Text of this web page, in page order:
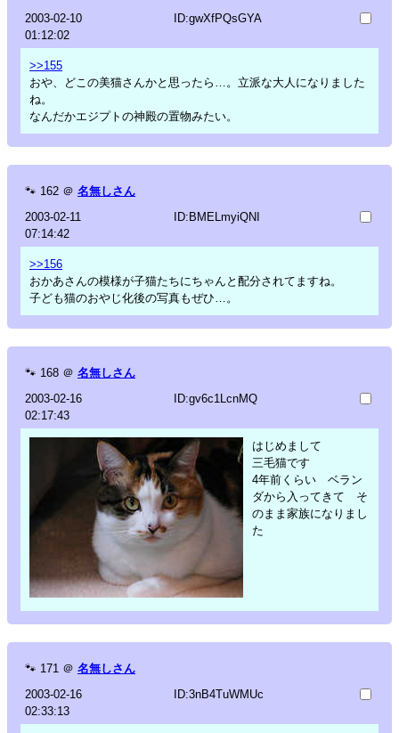
2003-02-10
01:12:02
ID:gwXfPQsGYA
>>155
おや、どこの美猫さんかと思ったら…。立派な大人になりました
ね。
なんだかエジプトの神殿の置物みたい。
🐾 162 ＠ 名無しさん
2003-02-11
07:14:42
ID:BMELmyiQNI
>>156
おかあさんの模様が子猫たちにちゃんと配分されてますね。
子ども猫のおやじ化後の写真もぜひ…。
🐾 168 ＠ 名無しさん
2003-02-16
02:17:43
ID:gv6c1LcnMQ
はじめまして
三毛猫です
4年前くらい ベラン
ダから入ってきて そ
のまま家族になりまし
た
🐾 171 ＠ 名無しさん
2003-02-16
02:33:13
ID:3nB4TuWMUc